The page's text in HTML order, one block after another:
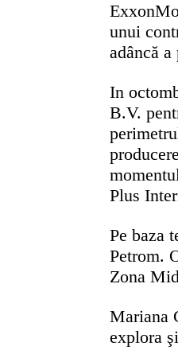
unui
adâncă
In
B.V.
Plus
Pe baza
Petrom.
Zona
Mariana
explora